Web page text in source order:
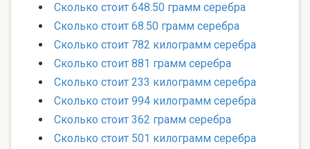
Сколько стоит 648.50 грамм серебра
Сколько стоит 68.50 грамм серебра
Сколько стоит 782 килограмм серебра
Сколько стоит 881 грамм серебра
Сколько стоит 233 килограмм серебра
Сколько стоит 994 килограмм серебра
Сколько стоит 362 грамм серебра
Сколько стоит 501 килограмм серебра